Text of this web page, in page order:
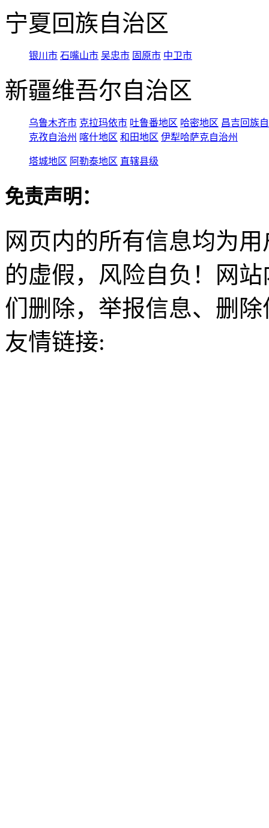
宁夏回族自治区
银川市 石嘴山市 吴忠市 固原市 中卫市
新疆维吾尔自治区
乌鲁木齐市 克拉玛依市 吐鲁番地区 哈密地区 昌吉回族
克孜自治州 喀什地区 和田地区 伊犁哈萨克自治州
塔城地区 阿勒泰地区 直辖县级
免责声明：
网页内的所有信息均为
的虚假，风险自负！网
们删除，举报信息、删
友情链接: